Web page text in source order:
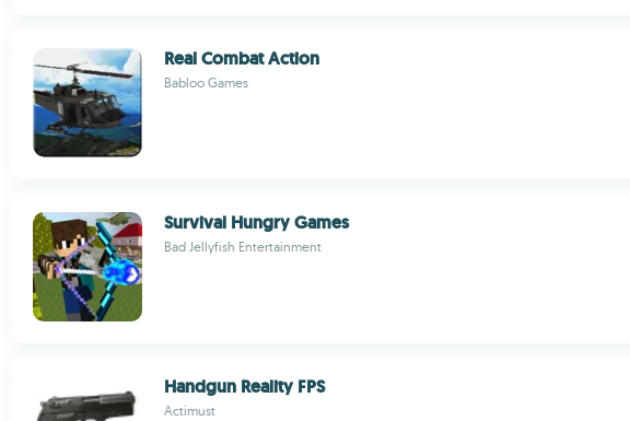
Real Combat Action
Babloo Games
Survival Hungry Games
Bad Jellyfish Entertainment
Handgun Reality FPS
Actimust